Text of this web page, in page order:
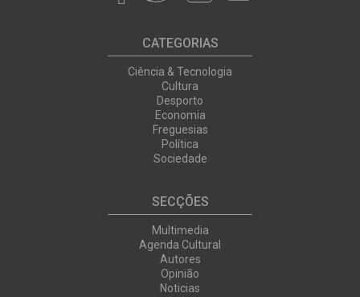
CATEGORIAS
Ciência & Tecnologia
Cultura
Desporto
Economia
Freguesias
Política
Sociedade
SECÇÕES
Multimedia
Agenda Cultural
Autores
Opinião
Noticias